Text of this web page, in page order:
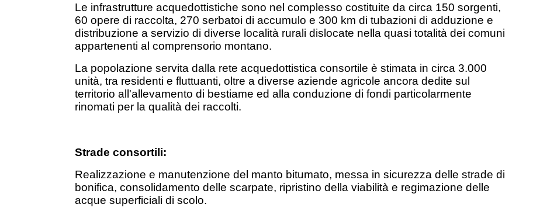
Le infrastrutture acquedottistiche sono nel complesso costituite da circa 150 sorgenti,
60 opere di raccolta, 270 serbatoi di accumulo e 300 km di tubazioni di adduzione e
distribuzione a servizio di diverse località rurali dislocate nella quasi totalità dei comuni
appartenenti al comprensorio montano.
La popolazione servita dalla rete acquedottistica consortile è stimata in circa 3.000
unità, tra residenti e fluttuanti, oltre a diverse aziende agricole ancora dedite sul
territorio all'allevamento di bestiame ed alla conduzione di fondi particolarmente
rinomati per la qualità dei raccolti.
Strade consortili:
Realizzazione e manutenzione del manto bitumato, messa in sicurezza delle strade di
bonifica, consolidamento delle scarpate, ripristino della viabilità e regimazione delle
acque superficiali di scolo.